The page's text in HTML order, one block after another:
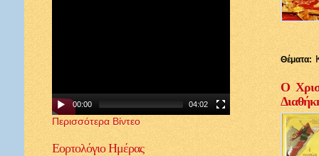
00:00 04:02
Περισσότερα Βίντεο
ΕορτολόγιοΗμέρας
Θέματα:
Ο